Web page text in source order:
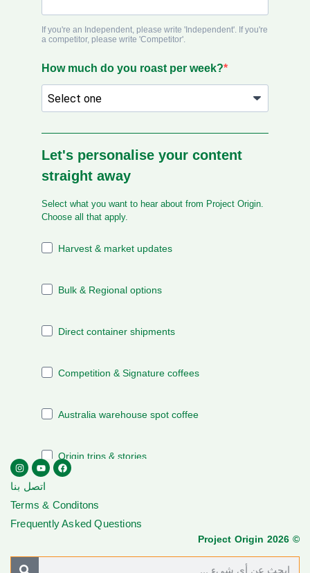
اتصل بنا
Terms & Conditons
Frequently Asked Questions
© Project Origin 2026